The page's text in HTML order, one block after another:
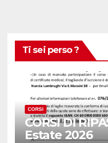
Ti sei perso ?
CORSI
CORSI DI
Estate 2026